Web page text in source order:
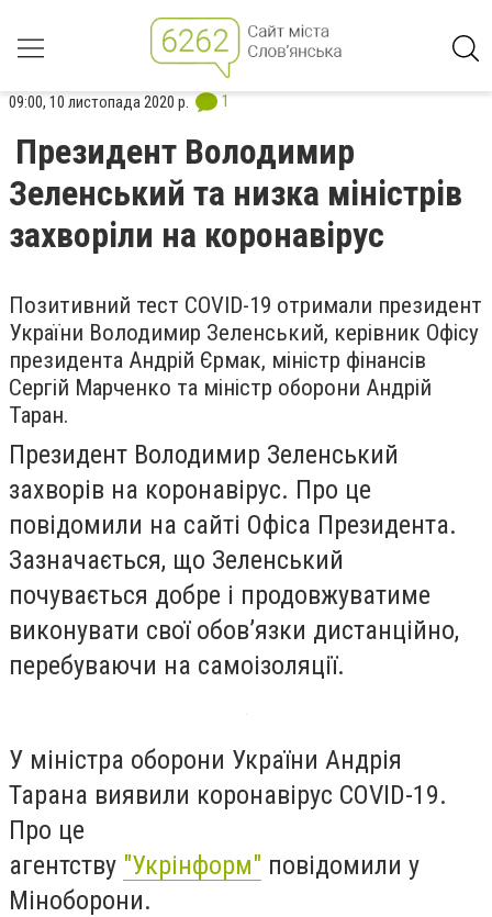
09:00, 10 листопада 2020 р. 1
Президент Володимир
Зеленський та низка міністрів
захворіли на коронавірус
Позитивний тест COVID-19 отримали президент
України Володимир Зеленський, керівник Офісу
президента Андрій Єрмак, міністр фінансів
Сергій Марченко та міністр оборони Андрій
Таран.
Президент Володимир Зеленський
захворів на коронавірус. Про це
повідомили на сайті Офіса Президента.
Зазначається, що Зеленський
почувається добре і продовжуватиме
виконувати свої обов’язки дистанційно,
перебуваючи на самоізоляції.
У міністра оборони України Андрія
Тарана виявили коронавірус COVID-19.
Про це
агентству "Укрінформ" повідомили у
Міноборони.